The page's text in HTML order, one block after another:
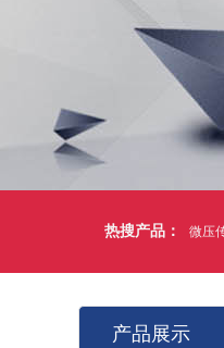
热搜产品： 微压
产品展示